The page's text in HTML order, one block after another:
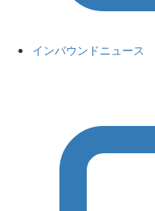
インバウンドニュース